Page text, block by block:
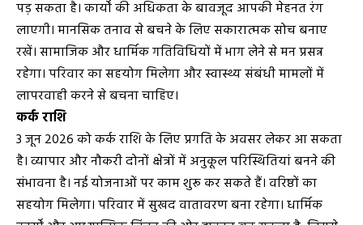
पड़ सकता है। कार्यों की अधिकता के बावजूद आपकी मेहनत रंग
लाएगी। मानसिक तनाव से बचने के लिए सकारात्मक सोच बनाए
रखें। सामाजिक और धार्मिक गतिविधियों में भाग लेने से मन प्रसन्न
रहेगा। परिवार का सहयोग मिलेगा और स्वास्थ्य संबंधी मामलों में
लापरवाही करने से बचना चाहिए।
कर्क राशि
3 जून 2026 को कर्क राशि के लिए प्रगति के अवसर लेकर आ सकता
है। व्यापार और नौकरी दोनों क्षेत्रों में अनुकूल परिस्थितियां बनने की
संभावना है। नई योजनाओं पर काम शुरू कर सकते हैं। वरिष्ठों का
सहयोग मिलेगा। परिवार में सुखद वातावरण बना रहेगा। धार्मिक